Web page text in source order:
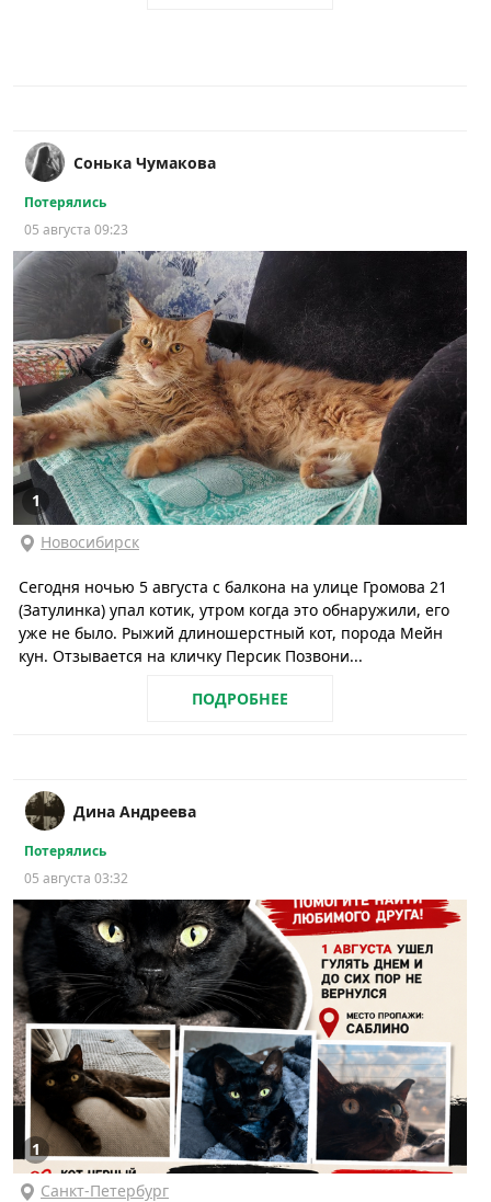
Сонька Чумакова
Потерялись
05 августа 09:23
1
Новосибирск
Сегодня ночью 5 августа с балкона на улице Громова 21
(Затулинка) упал котик, утром когда это обнаружили, его
уже не было. Рыжий длиношерстный кот, порода Мейн
кун. Отзывается на кличку Персик Позвони...
ПОДРОБНЕЕ
Дина Андреева
Потерялись
05 августа 03:32
1
Санкт-Петербург